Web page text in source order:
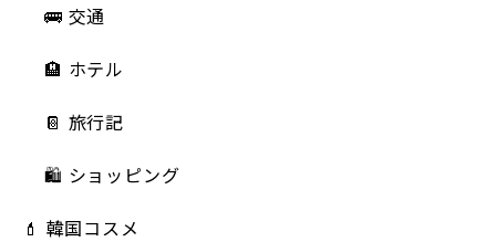
🚌 交通
🏨 ホテル
📔 旅行記
🛍️ ショッピング
💄 韓国コスメ